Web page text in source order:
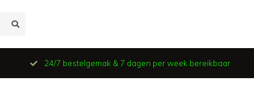
24/7 bestelgemak & 7 dagen per week bereikbaar